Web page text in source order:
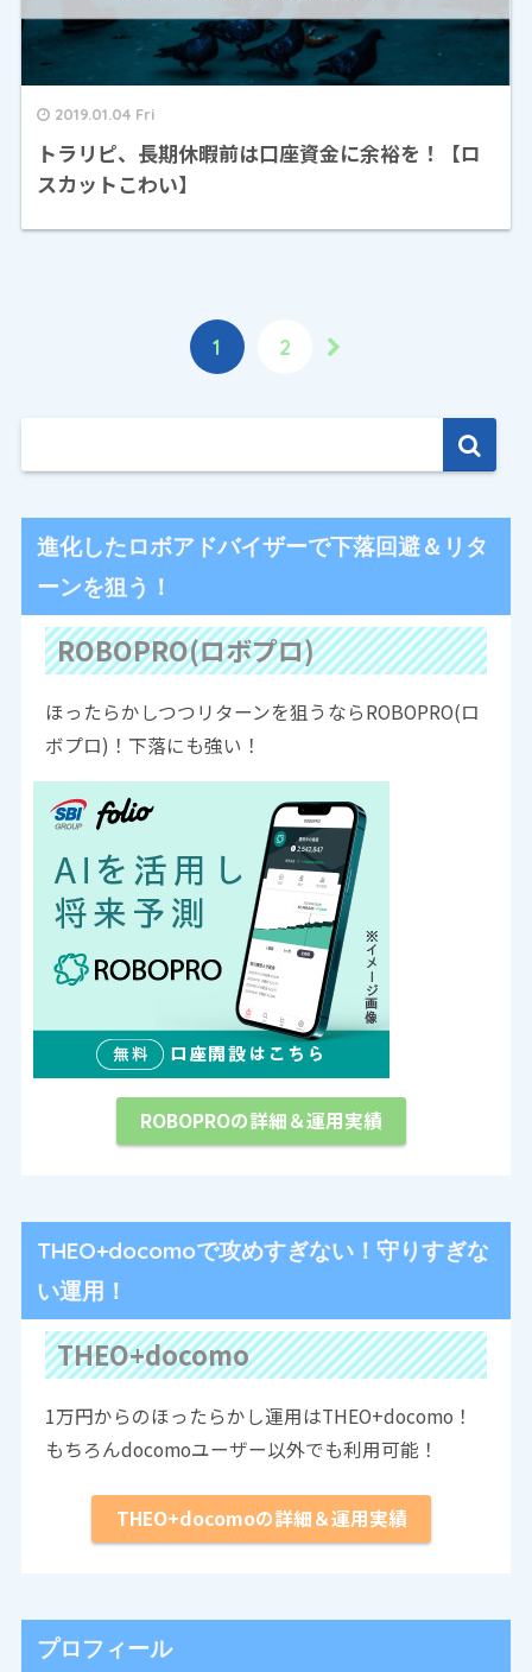
2019.01.04 Fri
トラリピ、長期休暇前は口座資金に余裕を！【ロ
スカットこわい】
1 2
進化したロボアドバイザーで下落回避＆リタ
ーンを狙う！
ROBOPRO(ロボプロ)
ほったらかしつつリターンを狙うならROBOPRO(ロ
ボプロ)！下落にも強い！
ROBOPROの詳細＆運用実績
THEO+docomoで攻めすぎない！守りすぎな
い運用！
THEO+docomo
1万円からのほったらかし運用はTHEO+docomo！
もちろんdocomoユーザー以外でも利用可能！
THEO+docomoの詳細＆運用実績
プロフィール